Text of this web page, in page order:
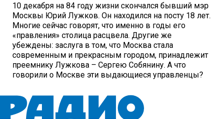
10 декабря на 84 году жизни скончался бывший мэр
Москвы Юрий Лужков. Он находился на посту 18 лет.
Многие сейчас говорят, что именно в годы его
«правления» столица расцвела. Другие же
убеждены: заслуга в том, что Москва стала
современным и прекрасным городом, принадлежит
преемнику Лужкова – Сергею Собянину. А что
говорили о Москве эти выдающиеся управленцы?